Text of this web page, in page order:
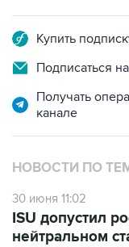
Купить
Подписаться
Получать
канале
НОВОСТИ ПО
30 июня 11:02
ISU допустил
нейтральном